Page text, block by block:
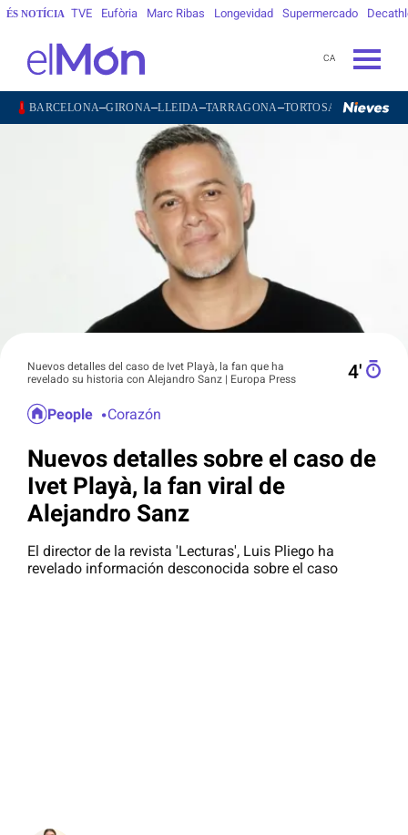
ÉS NOTÍCIA TVE Eufòria Marc Ribas Longevidad Supermercado
CA
BARCELONA–GIRONA–LLEIDA–TARRAGONA–TORTOSA –MATARÓ
Nuevos detalles del caso de Ivet Playà, la fan que ha
revelado su historia con Alejandro Sanz | Europa Press
4′
People Corazón
Nuevos detalles sobre el caso de
Ivet Playà, la fan viral de
Alejandro Sanz
El director de la revista 'Lecturas', Luis Pliego ha
revelado información desconocida sobre el caso